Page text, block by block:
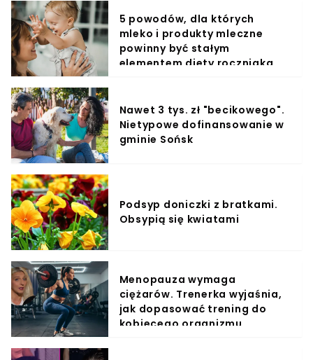
5 powodów, dla których
mleko i produkty mleczne
powinny być stałym
elementem diety roczniaka
Nawet 3 tys. zł "becikowego".
Nietypowe dofinansowanie w
gminie Sońsk
Podsyp doniczki z bratkami.
Obsypią się kwiatami
Menopauza wymaga
ciężarów. Trenerka wyjaśnia,
jak dopasować trening do
kobiecego organizmu